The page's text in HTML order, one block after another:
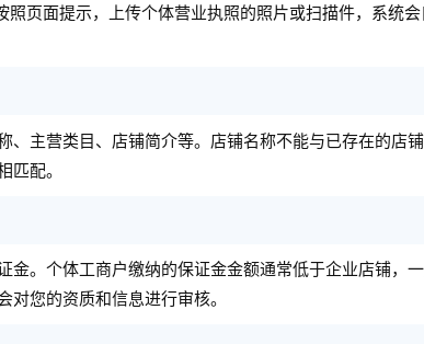
页面提示，上传个体营业执照的照片或扫描件，系统
主营类目、店铺简介等。店铺名称不能与已存在的店
匹配。
金。个体工商户缴纳的保证金金额通常低于企业店铺，
您的资质和信息进行审核。